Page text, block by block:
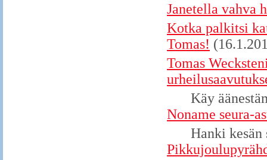
Janetella vahva
Kotka palkitsi
Tomas!
Tomas
Käy
Noname seura-
Hanki kesän